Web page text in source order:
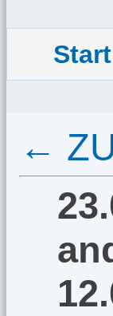
Start
←